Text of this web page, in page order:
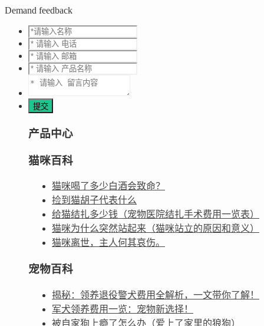
Demand feedback
产品中心
猫咪百科
猫咪喝了多少白酒会致命？
捡到猫胡子代表什么
给猫结扎多少钱（宠物医院结扎手术费用一览表）
猫咪为什么突然站起来（猫咪站立的原因和意义）
猫咪离世，主人何其哀伤。
宠物百科
揭秘：领养退役警犬费用全解析，一文带你了解！
军犬领养费用一览：宠物新选择！
被自家狗上瘾了怎么办（爱上了家里的狼狗）